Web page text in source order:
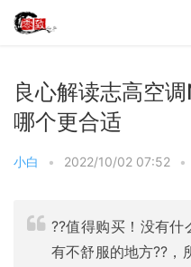
良心解读志高空
哪个更合适
小白 • 2022/10/02 07:52 •
??值得购买！没有什
有不舒服的地方??，